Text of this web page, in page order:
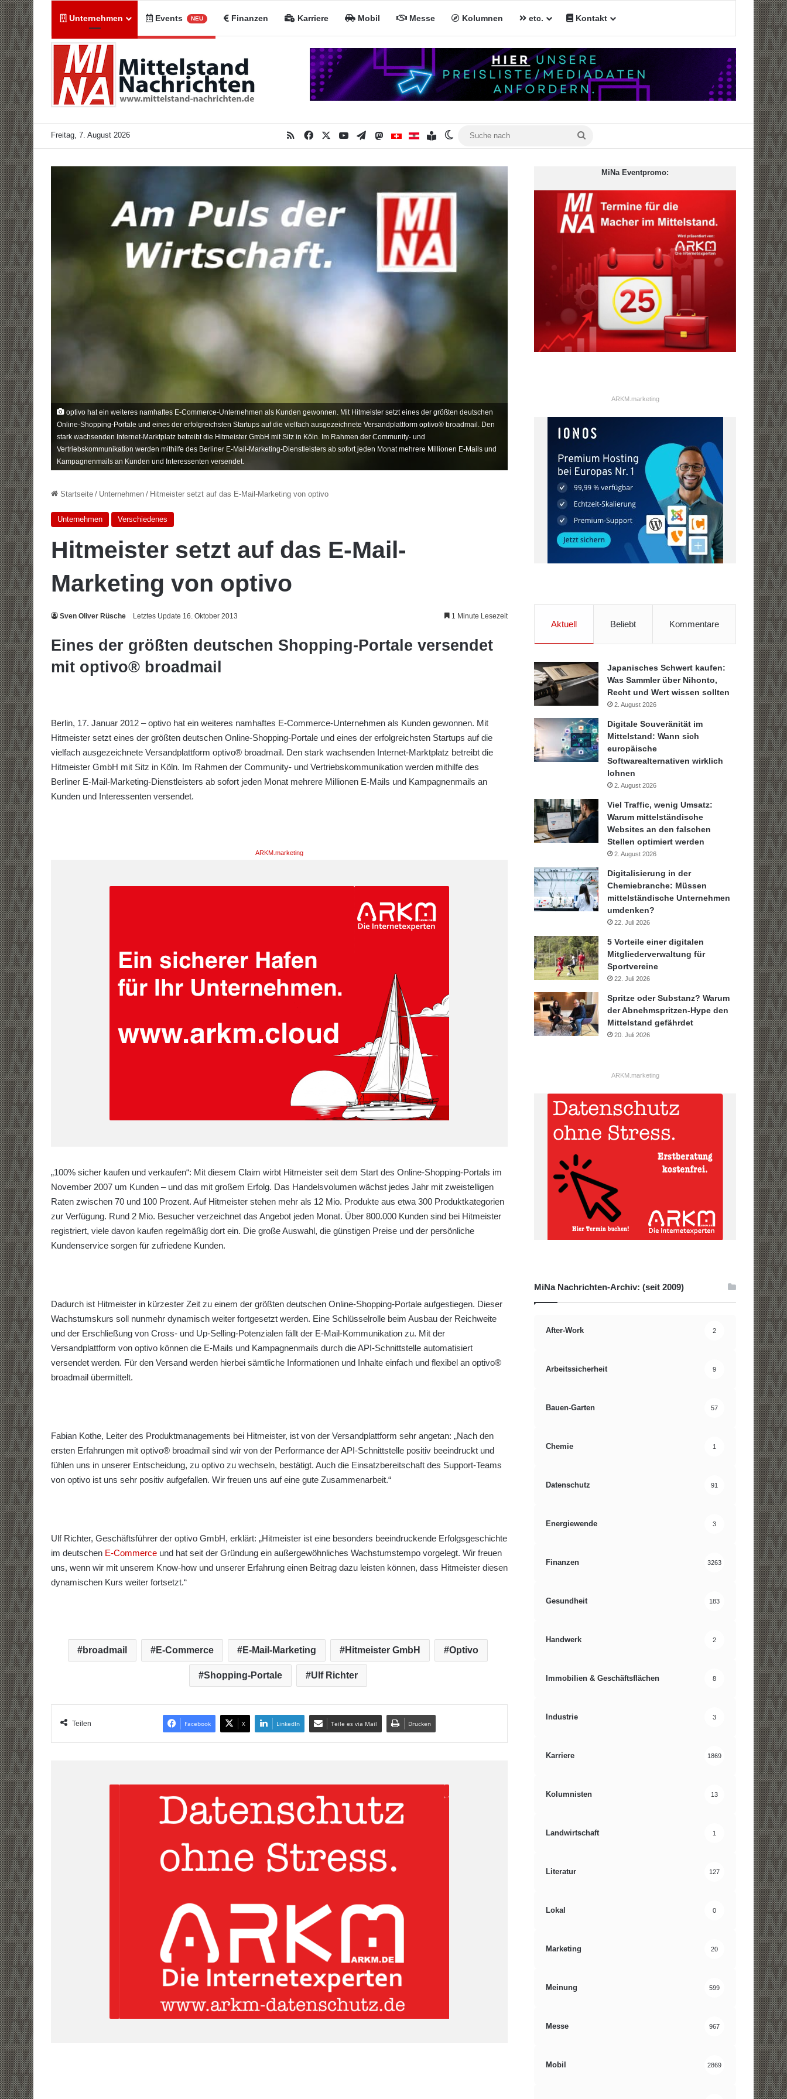
Unternehmen Events NEU Finanzen Karriere Mobil Messe Kolumnen etc. Kontakt
Freitag, 7. August 2026 RSSFacebookYouTubeTelegramMastodonMiNa CHMiNa AT
Inhaltsverzeichnis
Skin umschalten
optivo hat ein weiteres namhaftes E-Commerce-Unternehmen als Kunden gewonnen. Mit Hitmeister setzt eines der größten deutschen
Online-Shopping-Portale und eines der erfolgreichsten Startups auf die vielfach ausgezeichnete Versandplattform optivo® broadmail. Den
stark wachsenden Internet-Marktplatz betreibt die Hitmeister GmbH mit Sitz in Köln. Im Rahmen der Community- und
Vertriebskommunikation werden mithilfe des Berliner E-Mail-Marketing-Dienstleisters ab sofort jeden Monat mehrere Millionen E-Mails und
Kampagnenmails an Kunden und Interessenten versendet.
Startseite / Unternehmen / Hitmeister setzt auf das E-Mail-Marketing von optivo
Unternehmen Verschiedenes
Hitmeister setzt auf das E-Mail-
Marketing von optivo
Sven Oliver Rüsche Letztes Update 16. Oktober 2013 1 Minute Lesezeit
Eines der größten deutschen Shopping-Portale versendet
mit optivo® broadmail
Berlin, 17. Januar 2012 – optivo hat ein weiteres namhaftes E-Commerce-Unternehmen als Kunden gewonnen. Mit
Hitmeister setzt eines der größten deutschen Online-Shopping-Portale und eines der erfolgreichsten Startups auf die
vielfach ausgezeichnete Versandplattform optivo® broadmail. Den stark wachsenden Internet-Marktplatz betreibt die
Hitmeister GmbH mit Sitz in Köln. Im Rahmen der Community- und Vertriebskommunikation werden mithilfe des
Berliner E-Mail-Marketing-Dienstleisters ab sofort jeden Monat mehrere Millionen E-Mails und Kampagnenmails an
Kunden und Interessenten versendet.
ARKM.marketing
„100% sicher kaufen und verkaufen“: Mit diesem Claim wirbt Hitmeister seit dem Start des Online-Shopping-Portals im
November 2007 um Kunden – und das mit großem Erfolg. Das Handelsvolumen wächst jedes Jahr mit zweistelligen
Raten zwischen 70 und 100 Prozent. Auf Hitmeister stehen mehr als 12 Mio. Produkte aus etwa 300 Produktkategorien
zur Verfügung. Rund 2 Mio. Besucher verzeichnet das Angebot jeden Monat. Über 800.000 Kunden sind bei Hitmeister
registriert, viele davon kaufen regelmäßig dort ein. Die große Auswahl, die günstigen Preise und der persönliche
Kundenservice sorgen für zufriedene Kunden.
Dadurch ist Hitmeister in kürzester Zeit zu einem der größten deutschen Online-Shopping-Portale aufgestiegen. Dieser
Wachstumskurs soll nunmehr dynamisch weiter fortgesetzt werden. Eine Schlüsselrolle beim Ausbau der Reichweite
und der Erschließung von Cross- und Up-Selling-Potenzialen fällt der E-Mail-Kommunikation zu. Mit der
Versandplattform von optivo können die E-Mails und Kampagnenmails durch die API-Schnittstelle automatisiert
versendet werden. Für den Versand werden hierbei sämtliche Informationen und Inhalte einfach und flexibel an optivo®
broadmail übermittelt.
Fabian Kothe, Leiter des Produktmanagements bei Hitmeister, ist von der Versandplattform sehr angetan: „Nach den
ersten Erfahrungen mit optivo® broadmail sind wir von der Performance der API-Schnittstelle positiv beeindruckt und
fühlen uns in unserer Entscheidung, zu optivo zu wechseln, bestätigt. Auch die Einsatzbereitschaft des Support-Teams
von optivo ist uns sehr positiv aufgefallen. Wir freuen uns auf eine gute Zusammenarbeit.“
Ulf Richter, Geschäftsführer der optivo GmbH, erklärt: „Hitmeister ist eine besonders beeindruckende Erfolgsgeschichte
im deutschen E-Commerce und hat seit der Gründung ein außergewöhnliches Wachstumstempo vorgelegt. Wir freuen
uns, wenn wir mit unserem Know-how und unserer Erfahrung einen Beitrag dazu leisten können, dass Hitmeister diesen
dynamischen Kurs weiter fortsetzt.“
broadmail E-Commerce E-Mail-Marketing Hitmeister GmbH Optivo
Shopping-Portale Ulf Richter
Teilen Facebook X LinkedIn Teile es via Mail Drucken
MiNa Eventpromo:
ARKM.marketing
Aktuell Beliebt Kommentare
Japanisches Schwert kaufen:
Was Sammler über Nihonto,
Recht und Wert wissen sollten
2. August 2026
Digitale Souveränität im
Mittelstand: Wann sich
europäische
Softwarealternativen wirklich
lohnen
2. August 2026
Viel Traffic, wenig Umsatz:
Warum mittelständische
Websites an den falschen
Stellen optimiert werden
2. August 2026
Digitalisierung in der
Chemiebranche: Müssen
mittelständische Unternehmen
umdenken?
22. Juli 2026
5 Vorteile einer digitalen
Mitgliederverwaltung für
Sportvereine
22. Juli 2026
Spritze oder Substanz? Warum
der Abnehmspritzen-Hype den
Mittelstand gefährdet
20. Juli 2026
ARKM.marketing
MiNa Nachrichten-Archiv: (seit 2009)
After-Work 2
Arbeitssicherheit 9
Bauen-Garten 57
Chemie 1
Datenschutz 91
Energiewende 3
Finanzen 3263
Gesundheit 183
Handwerk 2
Immobilien & Geschäftsflächen 8
Industrie 3
Karriere 1869
Kolumnisten 13
Landwirtschaft 1
Literatur 127
Lokal 0
Marketing 20
Meinung 599
Messe 967
Mobil 2869